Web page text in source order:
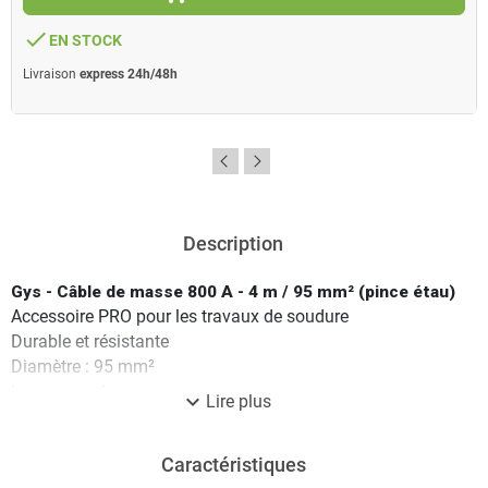
done EN STOCK
Livraison express 24h/48h
Description
Gys - Câble de masse 800 A - 4 m / 95 mm² (pince étau)
Accessoire PRO pour les travaux de soudure
Durable et résistante
Diamètre : 95 mm²
expand_more Lire plus
Caractéristiques